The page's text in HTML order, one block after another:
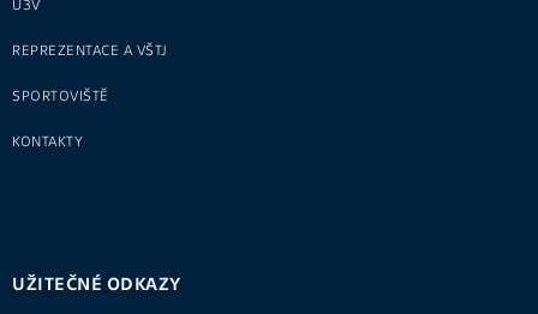
U3V
REPREZENTACE A VŠTJ
SPORTOVIŠTĚ
KONTAKTY
UŽITEČNÉ ODKAZY